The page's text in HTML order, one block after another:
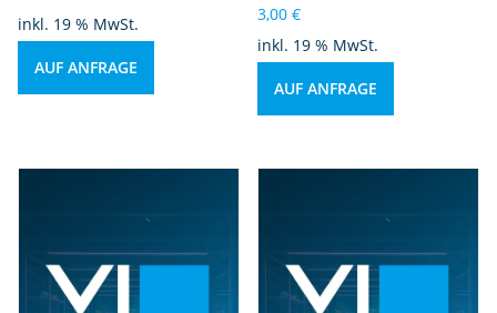
inkl. 19 % MwSt.
AUF ANFRAGE
3,00€
inkl. 19 % MwSt.
AUF ANFRAGE